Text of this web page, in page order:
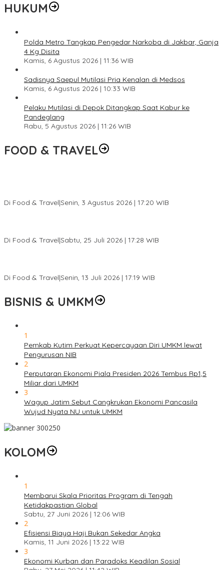
HUKUM
Polda Metro Tangkap Pengedar Narkoba di Jakbar, Ganja
4 Kg Disita
Kamis, 6 Agustus 2026 | 11:36 WIB
Sadisnya Saepul Mutilasi Pria Kenalan di Medsos
Kamis, 6 Agustus 2026 | 10:33 WIB
Pelaku Mutilasi di Depok Ditangkap Saat Kabur ke
Pandeglang
Rabu, 5 Agustus 2026 | 11:26 WIB
FOOD & TRAVEL
Di Food & Travel|Senin, 3 Agustus 2026 | 17:20 WIB
Di Food & Travel|Sabtu, 25 Juli 2026 | 17:28 WIB
Di Food & Travel|Senin, 13 Juli 2026 | 17:19 WIB
BISNIS & UMKM
1
Pemkab Kutim Perkuat Kepercayaan Diri UMKM lewat
Pengurusan NIB
2
Perputaran Ekonomi Piala Presiden 2026 Tembus Rp1,5
Miliar dari UMKM
3
Wagup Jatim Sebut Cangkrukan Ekonomi Pancasila
Wujud Nyata NU untuk UMKM
KOLOM
1
Membarui Skala Prioritas Program di Tengah
Ketidakpastian Global
Sabtu, 27 Juni 2026 | 12:06 WIB
2
Efisiensi Biaya Haji Bukan Sekedar Angka
Kamis, 11 Juni 2026 | 13:22 WIB
3
Ekonomi Kurban dan Paradoks Keadilan Sosial